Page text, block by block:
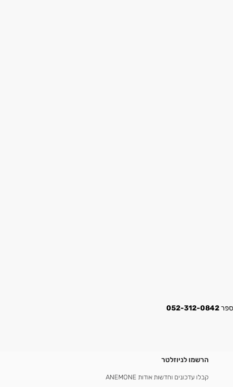
052-312-0842
הרשמו לניוזלטר
קבלו עדכונים וחדשות אודות ANEMONE